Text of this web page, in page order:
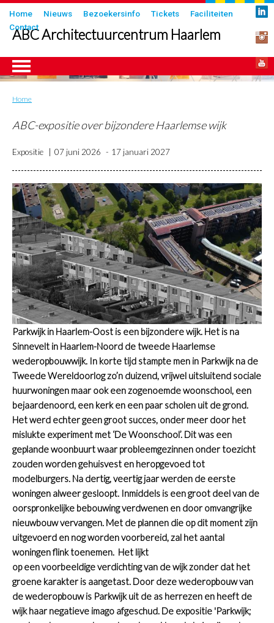
Overslaan
en
naar
inhoud
gaan
Submenu
Home Nieuws Bezoekersinfo Tickets
Faciliteiten
Contact
ABC Architectuurcentrum Haarlem
Kruimelpad
Home
ABC-expositie over bijzondere Haarlemse wijk
Expositie 07 juni 2026 17 januari 2027
Parkwijk in Haarlem-Oost is een bijzondere wijk. Het is na
Sinnevelt in Haarlem-Noord de tweede Haarlemse
wederopbouwwijk. In korte tijd stampte men in Parkwijk na de
Tweede Wereldoorlog zo’n duizend, vrijwel uitsluitend sociale
huurwoningen maar ook een zogenoemde woonschool, een
bejaardenoord, een kerk en een paar scholen uit de grond.
Het werd echter geen groot succes, onder meer door het
mislukte experiment met ‘De Woonschool’. Dit was een
geplande woonbuurt waar probleemgezinnen onder toezicht
zouden worden gehuisvest en heropgevoed tot
modelburgers. Na dertig, veertig jaar werden de eerste
woningen alweer gesloopt. Inmiddels is een groot deel van de
oorspronkelijke bebouwing verdwenen en door omvangrijke
nieuwbouw vervangen. Met de plannen die op dit moment zijn
uitgevoerd en nog worden voorbereid, zal het aantal
woningen flink toenemen. Het lijkt
op een voorbeeldige verdichting van de wijk zonder dat het
groene karakter is aangetast. Door deze wederopbouw van
de wederopbouw is Parkwijk uit de as herrezen en heeft de
wijk haar negatieve imago afgeschud. De expositie 'Parkwijk;